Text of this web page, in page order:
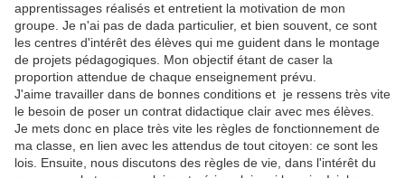
apprentissages réalisés et entretient la motivation de mon
groupe. Je n'ai pas de dada particulier, et bien souvent, ce sont
les centres d'intérêt des élèves qui me guident dans le montage
de projets pédagogiques. Mon objectif étant de caser la
proportion attendue de chaque enseignement prévu.
J'aime travailler dans de bonnes conditions et je ressens très vite
le besoin de poser un contrat didactique clair avec mes élèves.
Je mets donc en place très vite les règles de fonctionnement de
ma classe, en lien avec les attendus de tout citoyen: ce sont les
lois. Ensuite, nous discutons des règles de vie, dans l'intérêt du